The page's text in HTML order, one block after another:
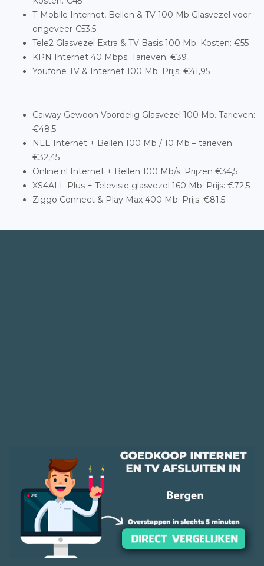
T-Mobile Internet, Bellen & TV 100 Mb Glasvezel voor
ongeveer €53,5
Tele2 Glasvezel Extra & TV Basis 100 Mb. Kosten: €55
KPN Internet 40 Mbps. Tarieven: €39
Youfone TV & Internet 100 Mb. Prijs: €41,95
Caiway Gewoon Voordelig Glasvezel 100 Mb. Tarieven:
€48,5
NLE Internet + Bellen 100 Mb / 10 Mb – tarieven
€32,45
Online.nl Internet + Bellen 100 Mb/s. Prijzen €34,5
XS4ALL Plus + Televisie glasvezel 160 Mb. Prijs: €72,5
Ziggo Connect & Play Max 400 Mb. Prijs: €81,5